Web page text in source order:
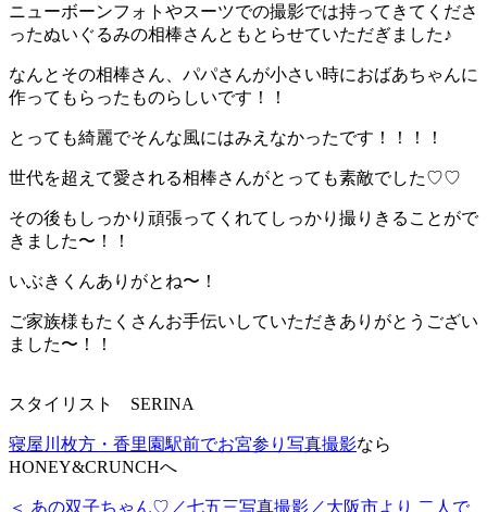
ニューボーンフォトやスーツでの撮影では持ってきてくださ
ったぬいぐるみの相棒さんともとらせていただぎました♪
なんとその相棒さん、パパさんが小さい時におばあちゃんに
作ってもらったものらしいです！！
とっても綺麗でそんな風にはみえなかったです！！！！
世代を超えて愛される相棒さんがとっても素敵でした♡♡
その後もしっかり頑張ってくれてしっかり撮りきることがで
きました〜！！
いぶきくんありがとね〜！
ご家族様もたくさんお手伝いしていただきありがとうござい
ました〜！！
スタイリスト SERINA
寝屋川枚方・香里園駅前でお宮参り写真撮影なら
HONEY&CRUNCHへ
＜ あの双子ちゃん♡／七五三写真撮影／大阪市より 二人で